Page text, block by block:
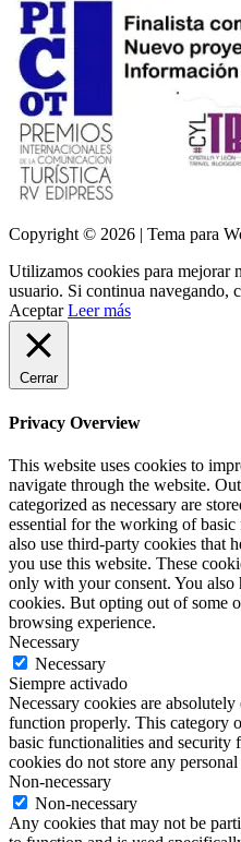
Copyright © 2026 | Tema para
Utilizamos cookies para mejorar
usuario. Si continua navegando,
Aceptar Leer más
Cerrar
Privacy Overview
This website uses cookies to
navigate through the website.
categorized as necessary are
essential for the working of
also use third-party cookies that
you use this website. These
only with your consent. You also
cookies. But opting out of some
browsing experience.
Necessary
Necessary
Siempre activado
Necessary cookies are
function properly. This category
basic functionalities and security
cookies do not store any
Non-necessary
Non-necessary
Any cookies that may not be